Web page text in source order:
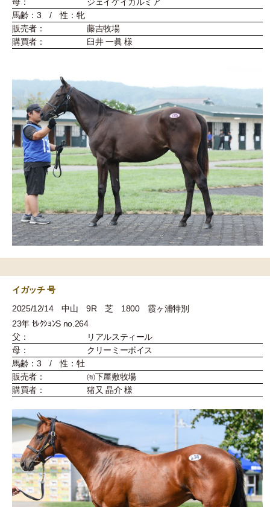
馬齢：3 / 性：牝
販売者：
藤吉牧場
購買者：
臼井 一眞 様
イガッチ 号
2025/12/14 中山 9R 芝 1800 霞ヶ浦特別
23年 ｾﾚｸｼｮﾝS no.264
父：
リアルスティール
母：
クリーミーボイス
馬齢：3 / 性：牡
販売者：
㈲下屋敷牧場
購買者：
猪又 晶介 様